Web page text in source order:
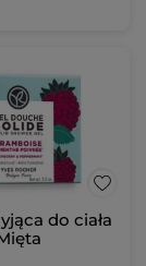
do ciała